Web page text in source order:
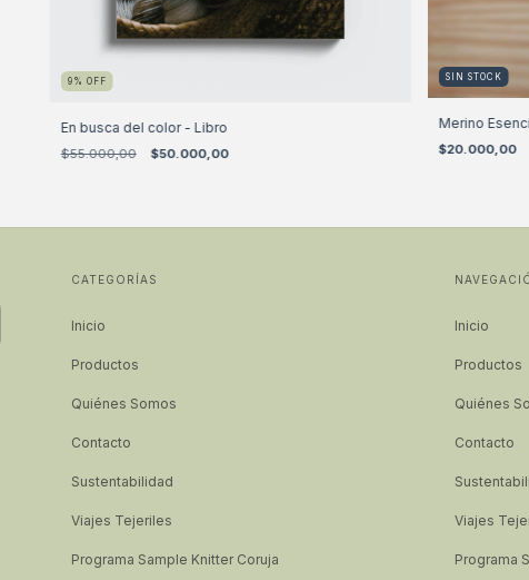
9 % OFF
En busca del color - Libro
$55.000,00 $50.000,00
SIN STOCK
Merino
$20.000,00
CATEGORÍAS
Inicio
Productos
Quiénes Somos
Contacto
Sustentabilidad
Viajes Tejeriles
Programa Sample Knitter Coruja
Inicio
Productos
Quiénes
Contacto
Viajes
Programa